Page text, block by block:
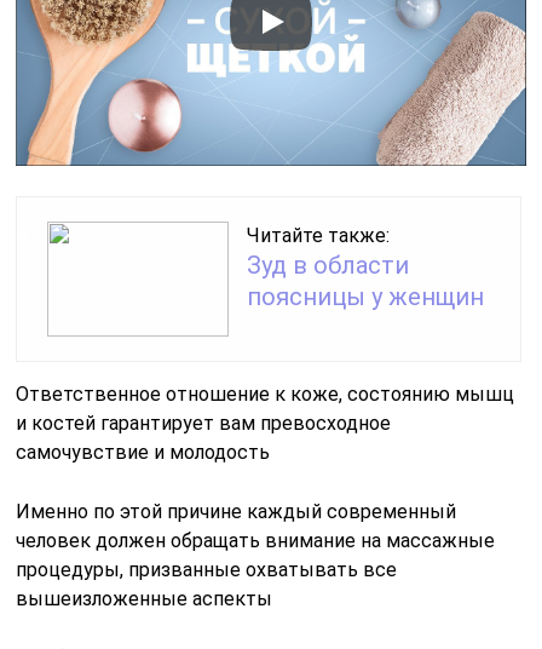
Читайте также:
Зуд в области
поясницы у женщин
Ответственное отношение к коже, состоянию мышц
и костей гарантирует вам превосходное
самочувствие и молодость
Именно по этой причине каждый современный
человек должен обращать внимание на массажные
процедуры, призванные охватывать все
вышеизложенные аспекты